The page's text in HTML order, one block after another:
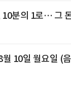
10분의 1로… 그
10일 월요일 (